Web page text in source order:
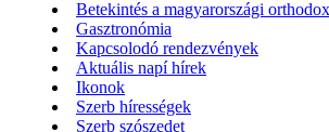
Betekintés a magyarországi
Gasztronómia
Kapcsolodó rendezvények
Aktuális napí hírek
Ikonok
Szerb hírességek
Szerb szószedet